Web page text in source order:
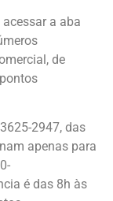
a aba
de
2947, das
apenas para
é das 8h às